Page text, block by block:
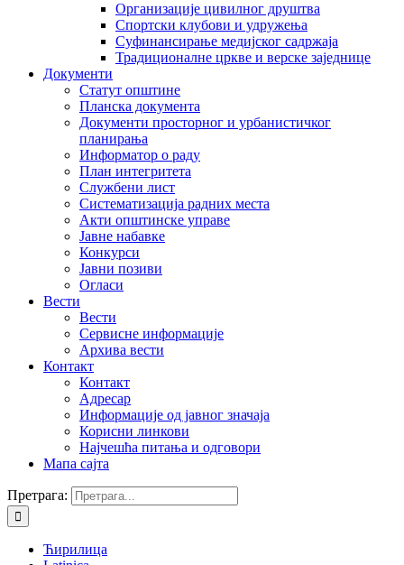
Организације цивилног друштва
Спортски клубови и удружења
Суфинансирање медијског садржаја
Традиционалне цркве и верске заједнице
Документи
Статут општине
Планска документа
Документи просторног и урбанистичког
планирања
Информатор о раду
План интегритета
Службени лист
Систематизација радних места
Акти општинске управе
Јавне набавке
Конкурси
Јавни позиви
Огласи
Вести
Вести
Сервисне информације
Архива вести
Контакт
Контакт
Адресар
Информације од јавног значаја
Корисни линкови
Најчешћа питања и одговори
Мапа сајта
Претрага:
Ћирилица